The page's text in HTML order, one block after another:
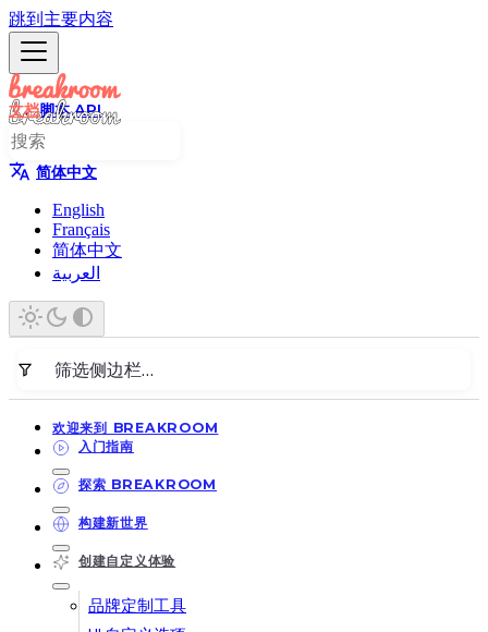
跳到主要内容
文档脚本 API
简体中文
English
Français
简体中文
العربية
欢迎来到 BREAKROOM
入门指南
探索 BREAKROOM
构建新世界
创建自定义体验
品牌定制工具